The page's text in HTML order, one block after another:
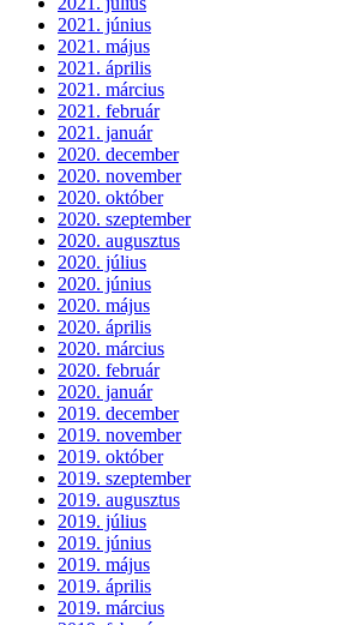
2021. június
2021. május
2021. április
2021. március
2021. február
2021. január
2020. december
2020. november
2020. október
2020. szeptember
2020. augusztus
2020. július
2020. június
2020. május
2020. április
2020. március
2020. február
2020. január
2019. december
2019. november
2019. október
2019. szeptember
2019. augusztus
2019. július
2019. június
2019. május
2019. április
2019. március